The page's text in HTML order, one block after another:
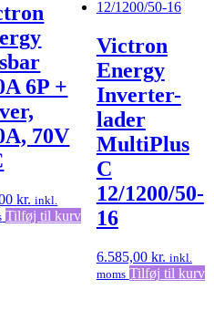
6P +
70V
kr. inkl.
Tilføj til kurv
Victron
Energy
Inverter-
lader
MultiPlus
C
12/1200/50-
16
6.585,00 kr. inkl.
moms Tilføj til kurv